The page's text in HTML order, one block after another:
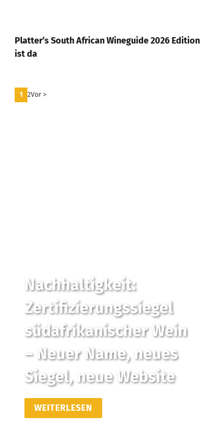
Platter’s South African Wineguide 2026 Edition
ist da
1 2Vor >
Nachhaltigkeit:
Zertifizierungssiegel
südafrikanischer Wein
– Neuer Name, neues
Siegel, neue Website
WEITERLESEN